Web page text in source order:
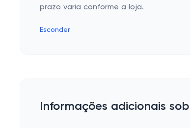
prazo varia conforme a loja.
Esconder
Informações adicionais